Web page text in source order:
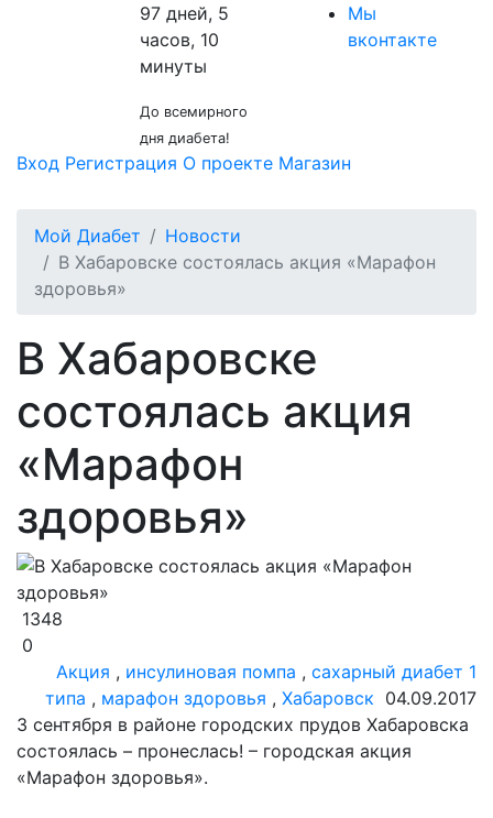
97 дней, 5
часов, 10
минуты
До всемирного
дня диабета!
Мы
вконтакте
Вход Регистрация О проекте Магазин
Мой Диабет
Новости
В Хабаровске состоялась акция «Марафон
здоровья»
В Хабаровске
состоялась акция
«Марафон
здоровья»
1348
0
Акция , инсулиновая помпа , сахарный диабет 1
типа , марафон здоровья , Хабаровск 04.09.2017
3 сентября в районе городских прудов Хабаровска
состоялась – пронеслась! – городская акция
«Марафон здоровья».